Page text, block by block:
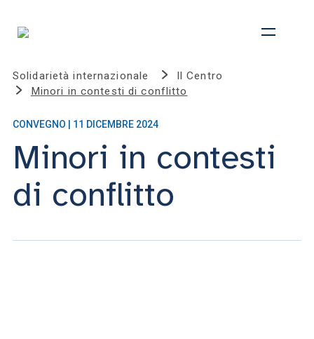
Solidarietà internazionale
Il Centro
Minori in contesti di conflitto
CONVEGNO | 11 DICEMBRE 2024
Minori in contesti
di conflitto